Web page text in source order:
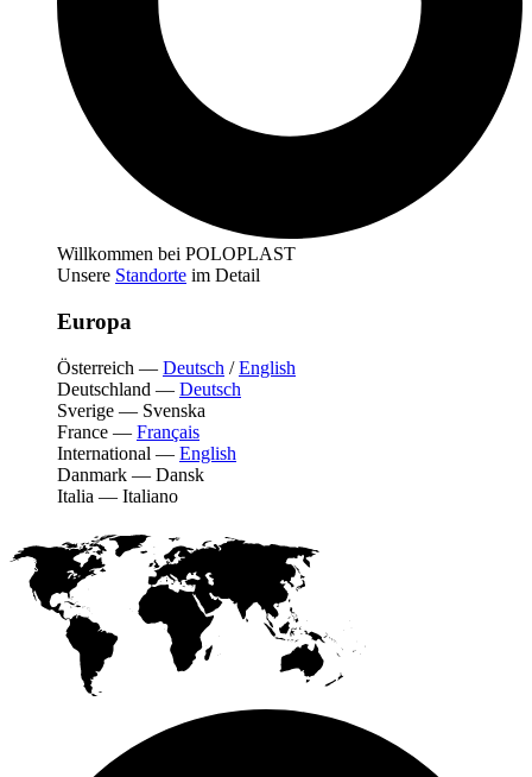
Willkommen bei POLOPLAST
Unsere Standorte im Detail
Europa
Österreich — Deutsch /English
Deutschland — Deutsch
Sverige — Svenska
France — Français
International — English
Danmark — Dansk
Italia — Italiano